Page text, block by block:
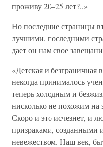
проживу 20–25 лет?..»
Но последние страницы
лучшими, последними
дает он нам свое
«Детская и безграничная
некогда принималось
теперь холодным и
нисколько не похожим на
Скоро и это исчезнет, и
призраками, созданными
невежеством. Наш век,